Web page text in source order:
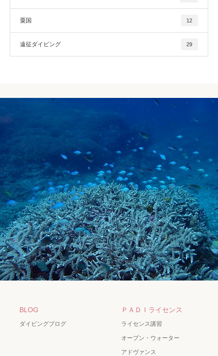
粟国 12
遠征ダイビング 29
BLOG
ダイビングブログ
ＰＡＤＩライセンス
ライセンス講習
オープン・ウォーター
アドヴァンス